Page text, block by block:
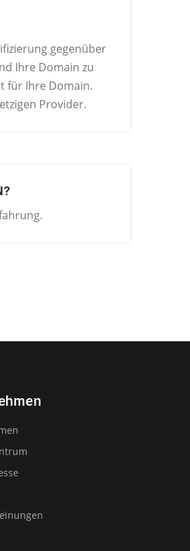
gegenüber
Ihre Domain zu
für Ihre Domain.
Provider.